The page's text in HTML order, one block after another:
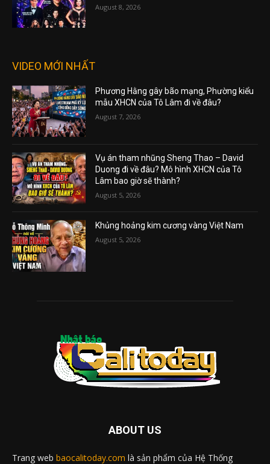
August 8, 2026
VIDEO MỚI NHẤT
Phương Hằng gây bão mạng, Phường kiểu
mẫu XHCN của Tô Lâm đi về đâu?
August 7, 2026
Vụ án tham nhũng Sheng Thao – David
Duong đi về đâu? Mô hình XHCN của Tô
Lâm bao giờ sẽ thành?
August 5, 2026
Khủng hoảng kim cương vàng Việt Nam
August 5, 2026
ABOUT US
Trang web baocalitoday.com là sản phẩm của Hệ Thống